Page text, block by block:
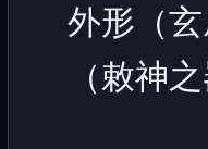
外形（
（敕神